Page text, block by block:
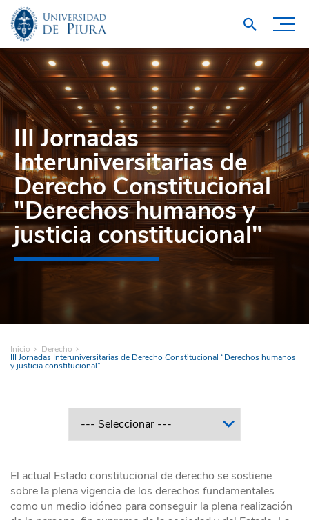
III Jornadas
Interuniversitarias de
Derecho Constitucional
"Derechos humanos y
justicia constitucional"
Inicio Derecho
III Jornadas Interuniversitarias de Derecho Constitucional “Derechos humanos
y justicia constitucional”
El actual Estado constitucional de derecho se sostiene
sobre la plena vigencia de los derechos fundamentales
como un medio idóneo para conseguir la plena realización